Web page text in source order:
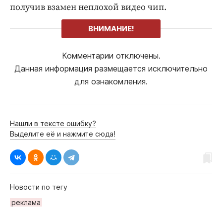
получив взамен неплохой видео чип.
ВНИМАНИЕ!
Комментарии отключены.
Данная информация размещается исключительно
для ознакомления.
Нашли в тексте ошибку?
Выделите её и нажмите сюда!
Новости по тегу
реклама